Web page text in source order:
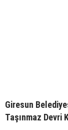
Giresun
Taşınmaz Devri